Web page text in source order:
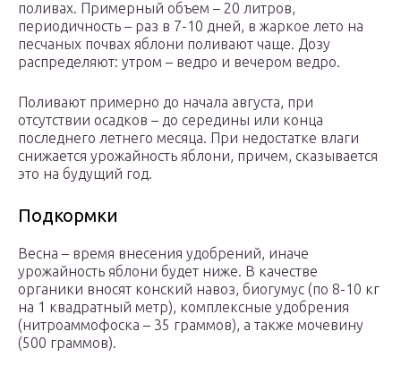
поливах. Примерный объем – 20 литров,
периодичность – раз в 7-10 дней, в жаркое лето на
песчаных почвах яблони поливают чаще. Дозу
распределяют: утром – ведро и вечером ведро.
Поливают примерно до начала августа, при
отсутствии осадков – до середины или конца
последнего летнего месяца. При недостатке влаги
снижается урожайность яблони, причем, сказывается
это на будущий год.
Подкормки
Весна – время внесения удобрений, иначе
урожайность яблони будет ниже. В качестве
органики вносят конский навоз, биогумус (по 8-10 кг
на 1 квадратный метр), комплексные удобрения
(нитроаммофоска – 35 граммов), а также мочевину
(500 граммов).